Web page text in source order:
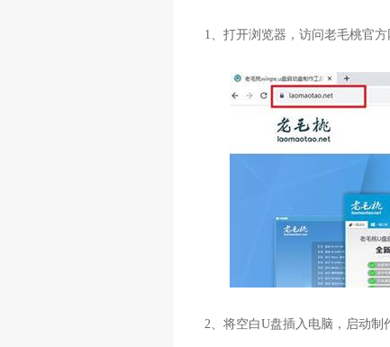
1、打开浏览器，访问老毛桃官方
2、将空白U盘插入电脑，启动制